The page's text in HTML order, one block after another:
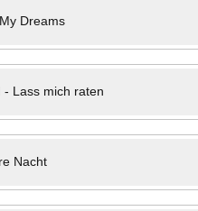
Dreams
- Lass mich raten
Nacht